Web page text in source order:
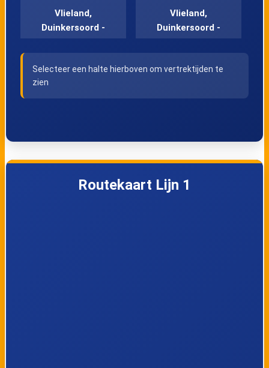
Vlieland,
Duinkersoord -
Koekoek
Vlieland,
Duinkersoord -
Zilvermeeuw
Duinkersoord -
Ankerplaats
Vlieland,
Seeduyn
Vlieland,
Duinkersoord -
Badweg
Selecteer een halte hierboven om vertrektijden te
zien
Routekaart Lijn 1